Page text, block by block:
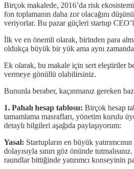
Birçok makalede, 2016’da risk
fon toplamanın daha zor olacağını
veriyorlar. Bu pazar güçleri startup
İlk ve en önemli olarak, birinden para
oldukça büyük bir yük ama aynı
Ek olarak, bu makale için sert eleştiriler
vermeye gönüllü olabilirsiniz.
Bununla beraber, kaçınmanız gereken
1. Pahalı hesap tablosu: Birçok hesap
tamamlama masrafları, yönetim kurulu
detaylı bilgileri aşağıda paylaşıyorum:
Yasal: Startupların en büyük
dolayısıyla sınırı göz önünde
raundlar bittiğinde yatırımcı konseyinin